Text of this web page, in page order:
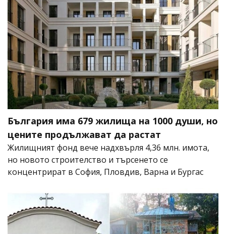
България има 679 жилища на 1000 души, но
цените продължават да растат
Жилищният фонд вече надхвърля 4,36 млн. имота,
но новото строителство и търсенето се
концентрират в София, Пловдив, Варна и Бургас